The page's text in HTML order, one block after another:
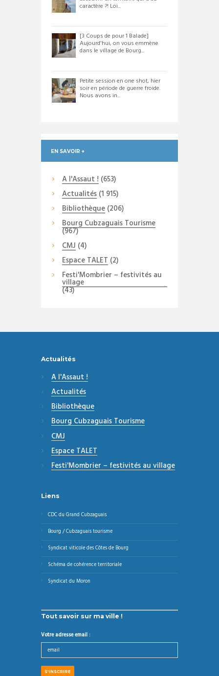
caractère ?! Loi...
[3 Coups de pour 1 Balade]
Aujourd'hui, on vous emmène
dans le village de Bourg...
Petite session en one shot, hier
soir en période de guerre froide.
Nous avons in...
EN SAVOIR +
A l'Assaut ! (653)
Actualités(1 915)
Bibliothèque(206)
Bourg Cubzaguais Tourisme
(967)
CMJ (4)
Espace TALET (2)
Festi'Mombrier – festivités au
village
(43)
Actualités
A l'Assaut !
Actualités
Bibliothèque
Bourg Cubzaguais Tourisme
CMJ
Espace TALET
Festi'Mombrier – festivités au village
Liens
CDC du Grand Cubzaguais
Bourg / Cubzaguais tourisme
Syndicat viticole des Côtes de Bourg
Schéma de cohérence territoriale
Syndicat du Moron
Tout savoir sur ma ville !
Votre adresse email :